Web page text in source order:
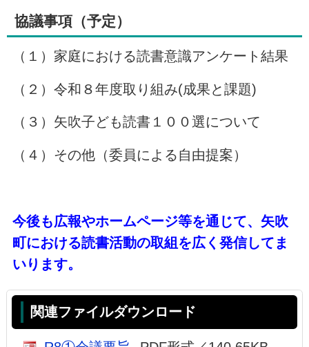
協議事項（予定）
（１）家庭における読書意識アンケート結果
（２）令和８年度取り組み(成果と課題)
（３）矢吹子ども読書１００選について
（４）その他（委員による自由提案）
今後も広報やホームページ等を通じて、矢吹
町における読書活動の取組を広く発信してま
いります。
関連ファイルダウンロード